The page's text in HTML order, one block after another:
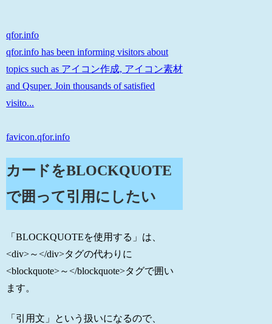
qfor.info
qfor.info has been informing visitors about
topics such as アイコン作成, アイコン素材
and Qsuper. Join thousands of satisfied
visito...
favicon.qfor.info
カードをBLOCKQUOTE
で囲って引用にしたい
「BLOCKQUOTEを使用する」は、
<div>～</div>タグの代わりに
<blockquote>～</blockquote>タグで囲い
ます。
「引用文」という扱いになるので、